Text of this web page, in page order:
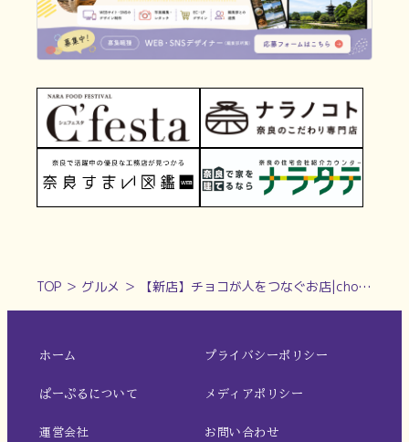
TOP ＞ グルメ ＞ 【新店】チョコが人をつなぐお店|chocobanashi一ツ橋チョコスタンド店
ホーム
ぱーぷるについて
運営会社
プライバシーポリシー
メディアポリシー
お問い合わせ